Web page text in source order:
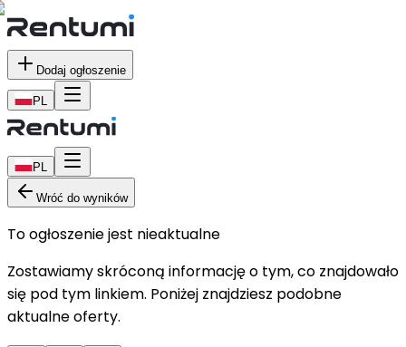
Dodaj ogłoszenie
PL
PL
Wróć do wyników
To ogłoszenie jest nieaktualne
Zostawiamy skróconą informację o tym, co znajdowało
się pod tym linkiem. Poniżej znajdziesz podobne
aktualne oferty.